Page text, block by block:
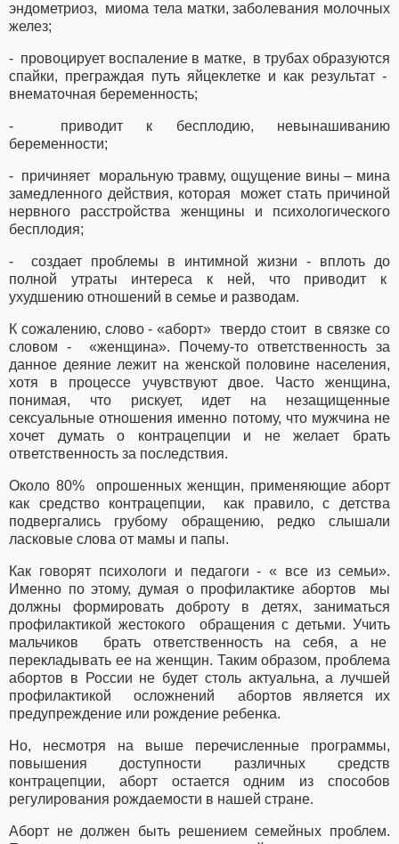
эндометриоз, миома тела матки, заболевания молочных
желез;
- провоцирует воспаление в матке, в трубах образуются
спайки, преграждая путь яйцеклетке и как результат -
внематочная беременность;
- приводит к бесплодию, невынашиванию
беременности;
- причиняет моральную травму, ощущение вины – мина
замедленного действия, которая может стать причиной
нервного расстройства женщины и психологического
бесплодия;
- создает проблемы в интимной жизни - вплоть до
полной утраты интереса к ней, что приводит к
ухудшению отношений в семье и разводам.
К сожалению, слово - «аборт» твердо стоит в связке со
словом - «женщина». Почему-то ответственность за
данное деяние лежит на женской половине населения,
хотя в процессе учувствуют двое. Часто женщина,
понимая, что рискует, идет на незащищенные
сексуальные отношения именно потому, что мужчина не
хочет думать о контрацепции и не желает брать
ответственность за последствия.
Около 80% опрошенных женщин, применяющие аборт
как средство контрацепции, как правило, с детства
подвергались грубому обращению, редко слышали
ласковые слова от мамы и папы.
Как говорят психологи и педагоги - « все из семьи».
Именно по этому, думая о профилактике абортов мы
должны формировать доброту в детях, заниматься
профилактикой жестокого обращения с детьми. Учить
мальчиков брать ответственность на себя, а не
перекладывать ее на женщин. Таким образом, проблема
абортов в России не будет столь актуальна, а лучшей
профилактикой осложнений абортов является их
предупреждение или рождение ребенка.
Но, несмотря на выше перечисленные программы,
повышения доступности различных средств
контрацепции, аборт остается одним из способов
регулирования рождаемости в нашей стране.
Аборт не должен быть решением семейных проблем.